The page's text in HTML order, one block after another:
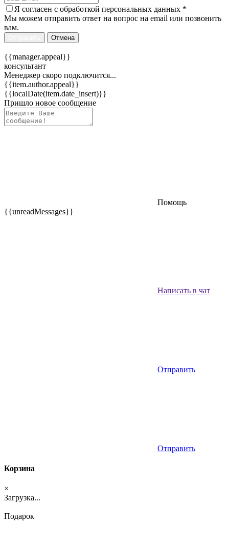
Я согласен c обработкой персональных данных *
Мы можем отправить ответ на вопрос на email или позвонить
вам.
Отмена
{{manager.appeal}}
консультант
Менеджер скоро подключится...
{{item.author.appeal}}
{{localDate(item.date_insert)}}
Пришло новое сообщение
Помощь
{{unreadMessages}}
Написать в чат
Отправить
Отправить
Корзина
×
Загрузка...
Подарок